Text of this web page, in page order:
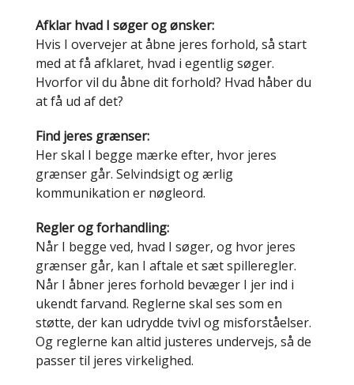
Afklar hvad I søger og ønsker:
Hvis I overvejer at åbne jeres forhold, så start
med at få afklaret, hvad i egentlig søger.
Hvorfor vil du åbne dit forhold? Hvad håber du
at få ud af det?
Find jeres grænser:
Her skal I begge mærke efter, hvor jeres
grænser går. Selvindsigt og ærlig
kommunikation er nøgleord.
Regler og forhandling:
Når I begge ved, hvad I søger, og hvor jeres
grænser går, kan I aftale et sæt spilleregler.
Når I åbner jeres forhold bevæger I jer ind i
ukendt farvand. Reglerne skal ses som en
støtte, der kan udrydde tvivl og misforståelser.
Og reglerne kan altid justeres undervejs, så de
passer til jeres virkelighed.